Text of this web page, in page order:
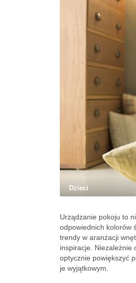
Dzieci
Urządzanie pokoju to
odpowiednich kolorów
trendy w aranżacji
inspiracje. Niezależnie
optycznie powiększyć
je wyjątkowym.